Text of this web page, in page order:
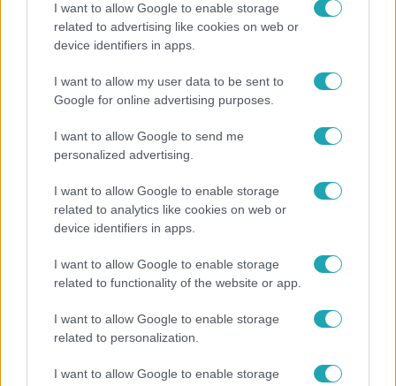
I want to allow Google to enable storage
related to advertising like cookies on web or
device identifiers in apps.
I want to allow my user data to be sent to
Google for online advertising purposes.
I want to allow Google to send me
personalized advertising.
I want to allow Google to enable storage
related to analytics like cookies on web or
device identifiers in apps.
I want to allow Google to enable storage
related to functionality of the website or app.
I want to allow Google to enable storage
related to personalization.
I want to allow Google to enable storage
Véget ért a közös munka! Balogh Levente
elbúcsúzott Az álommeló győztesétől